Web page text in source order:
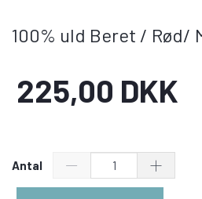
100% uld Beret / Rød/
225,00 DKK
Antal